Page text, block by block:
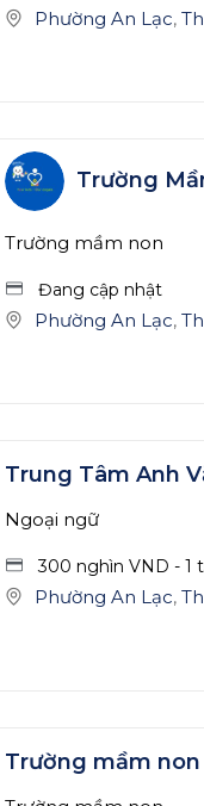
Phường An Lạc,
Trường
Trường mầm non
Đang cập nhật
Phường An Lạc,
Trung Tâm Anh
Ngoại ngữ
300 nghìn VND - 1
Phường An Lạc,
Trường mầm non